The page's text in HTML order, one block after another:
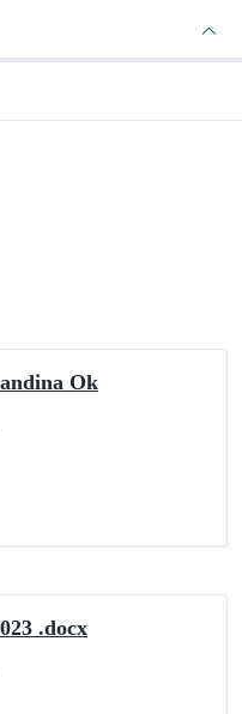
Ok
.docx